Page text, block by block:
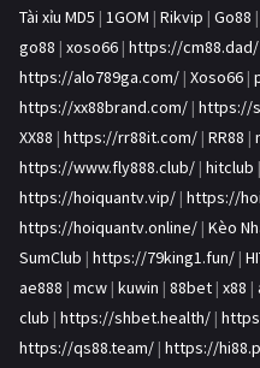
Tài xỉu MD5 | 1GOM | Rikvip | Go88 |
go88 | xoso66 | https://cm88.dad/
https://alo789ga.com/ | Xoso66 |
https://xx88brand.com/ | https://
XX88 | https://rr88it.com/ | RR88 |
https://www.fly888.club/ | hitclub |
https://hoiquantv.vip/ | https://
https://hoiquantv.online/ | Kèo
SumClub | https://79king1.fun/ |
ae888 | mcw | kuwin | 88bet | x88 |
club | https://shbet.health/ |
https://qs88.team/ | https://